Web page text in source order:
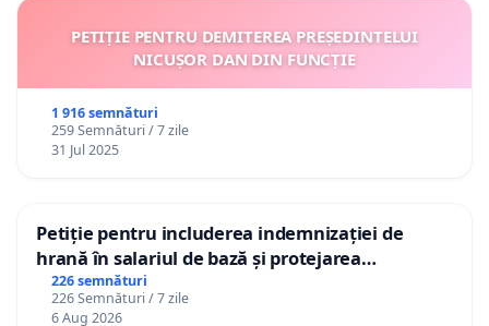
PETIȚIE PENTRU DEMITEREA PREȘEDINTELUI
NICUȘOR DAN DIN FUNCȚIE
1 916 semnături
259 Semnături / 7 zile
31 Jul 2025
Petiție pentru includerea indemnizației de
hrană în salariul de bază și protejarea
gradațiilor de vechime pentru asistenții
personali
226 semnături
226 Semnături / 7 zile
6 Aug 2026